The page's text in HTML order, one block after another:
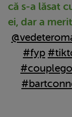
că s-a lăsat
ei, dar a
#fyp